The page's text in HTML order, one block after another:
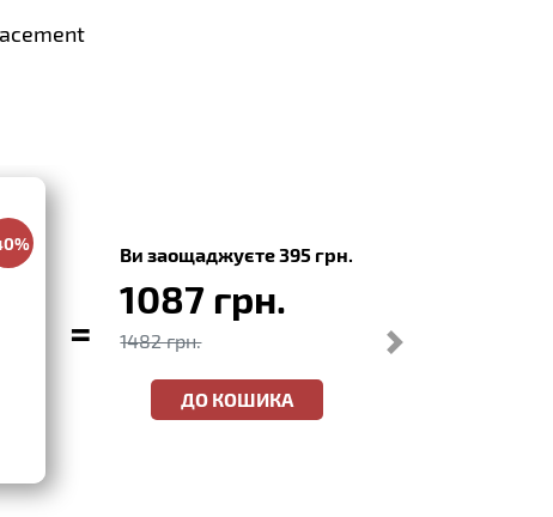
=
Ви заощаджуєте 395 грн.
1087 грн.
1482 грн.
ДО КОШИКА